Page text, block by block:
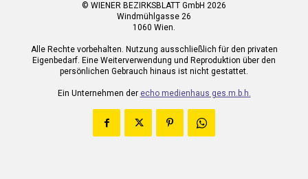
© WIENER BEZIRKSBLATT GmbH 2026
Windmühlgasse 26
1060 Wien.
Alle Rechte vorbehalten. Nutzung ausschließlich für den privaten
Eigenbedarf. Eine Weiterverwendung und Reproduktion über den
persönlichen Gebrauch hinaus ist nicht gestattet.
Ein Unternehmen der echo medienhaus ges.m.b.h.